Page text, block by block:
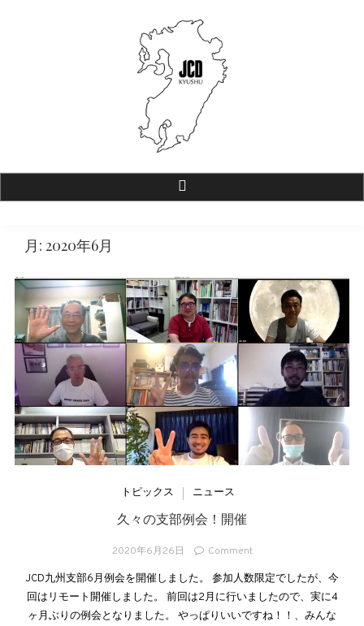
JCD九州【公式ホームページ】
一般社団法人 日本商環境デザイン協会 九州支部
月:2020年6月
トピックス ニュース
久々の支部例会！開催
2020年6月26日 Comment
JCD九州支部6月例会を開催しました。 参加人数限定でしたが、今
回はリモート開催しました。 前回は2月に行いましたので、実に4
ヶ月ぶりの例会となりました。 やっぱりいいですね！！、みんな